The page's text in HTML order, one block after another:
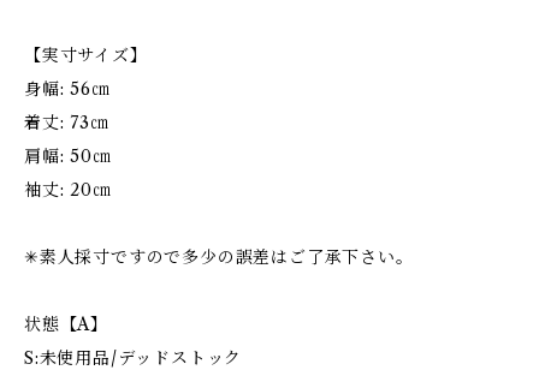
【実寸サイズ】
身幅: 56㎝
着丈: 73㎝
肩幅: 50㎝
袖丈: 20㎝
✳︎素人採寸ですので多少の誤差はご了承下さい。
状態【A】
S:未使用品/デッドストック